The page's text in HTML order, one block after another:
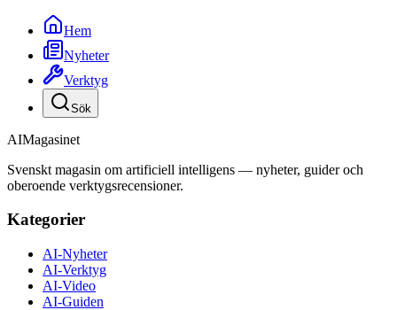
Hem
Nyheter
Verktyg
Sök
AIMagasinet
Svenskt magasin om artificiell intelligens — nyheter, guider och
oberoende verktygsrecensioner.
Kategorier
AI-Nyheter
AI-Verktyg
AI-Video
AI-Guiden